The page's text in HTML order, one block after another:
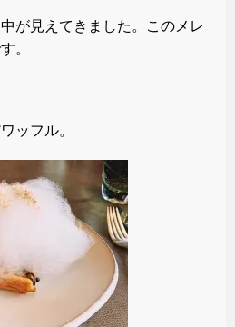
が見えてきました。このメレ
。
ッフル。